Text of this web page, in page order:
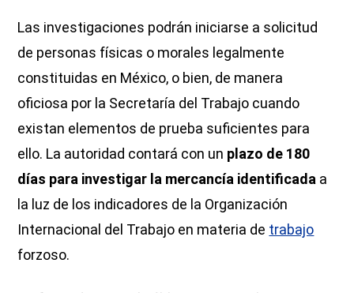
Las investigaciones podrán iniciarse a solicitud
de personas físicas o morales legalmente
constituidas en México, o bien, de manera
oficiosa por la Secretaría del Trabajo cuando
existan elementos de prueba suficientes para
ello. La autoridad contará con un plazo de 180
días para investigar la mercancía identificada a
la luz de los indicadores de la Organización
Internacional del Trabajo en materia de trabajo
forzoso.